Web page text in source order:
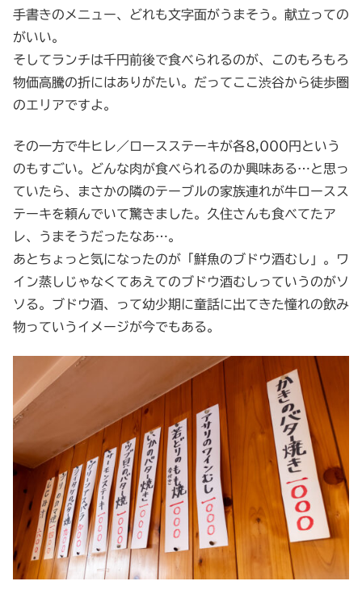
手書きのメニュー、どれも文字面がうまそう。献立っての
がいい。
そしてランチは千円前後で食べられるのが、このもろもろ
物価高騰の折にはありがたい。だってここ渋谷から徒歩圏
のエリアですよ。
その一方で牛ヒレ／ロースステーキが各8,000円という
のもすごい。どんな肉が食べられるのか興味ある…と思っ
ていたら、まさかの隣のテーブルの家族連れが牛ロースス
テーキを頼んでいて驚きました。久住さんも食べてたア
レ、うまそうだったなあ…。
あとちょっと気になったのが「鮮魚のブドウ酒むし」。ワ
イン蒸しじゃなくてあえてのブドウ酒むしっていうのがソ
ソる。ブドウ酒、って幼少期に童話に出てきた憧れの飲み
物っていうイメージが今でもある。